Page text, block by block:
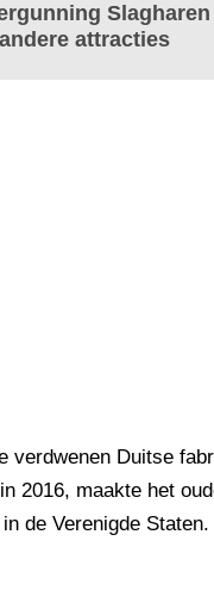
attracties
verdwenen Duitse
2016, maakte het
de Verenigde